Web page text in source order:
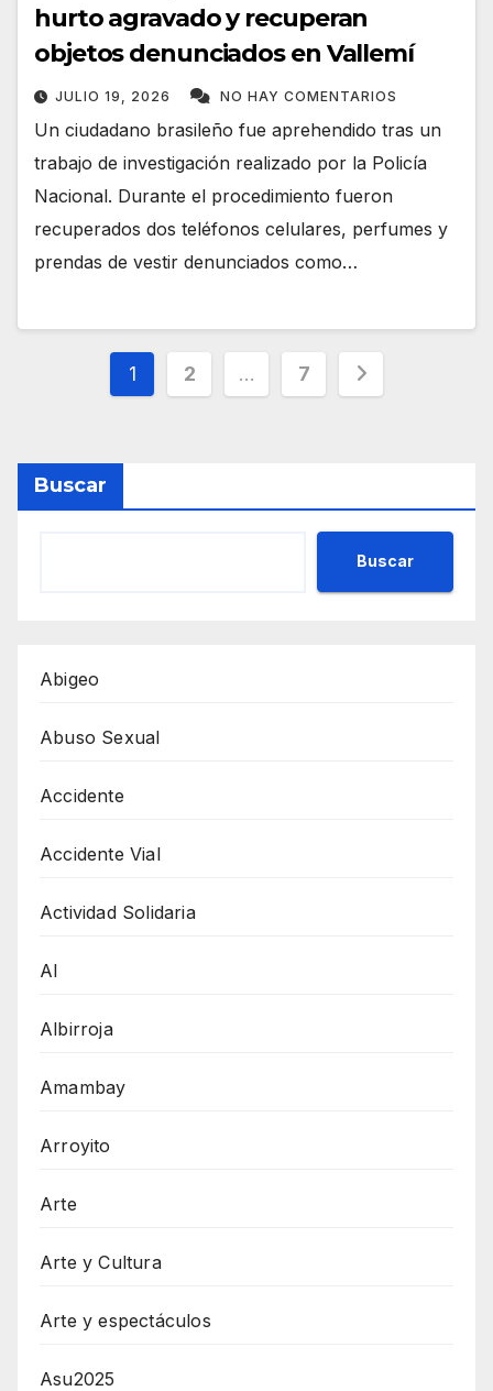
hurto agravado y recuperan
objetos denunciados en Vallemí
JULIO 19, 2026 NO HAY COMENTARIOS
Un ciudadano brasileño fue aprehendido tras un
trabajo de investigación realizado por la Policía
Nacional. Durante el procedimiento fueron
recuperados dos teléfonos celulares, perfumes y
prendas de vestir denunciados como…
Paginación
entradas
1 2 … 7
Buscar
Buscar
Abigeo
Abuso Sexual
Accidente
Accidente Vial
Actividad Solidaria
AI
Albirroja
Amambay
Arroyito
Arte
Arte y Cultura
Arte y espectáculos
Asu2025